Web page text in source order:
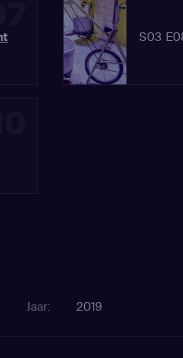
S03
Jaar: 2019